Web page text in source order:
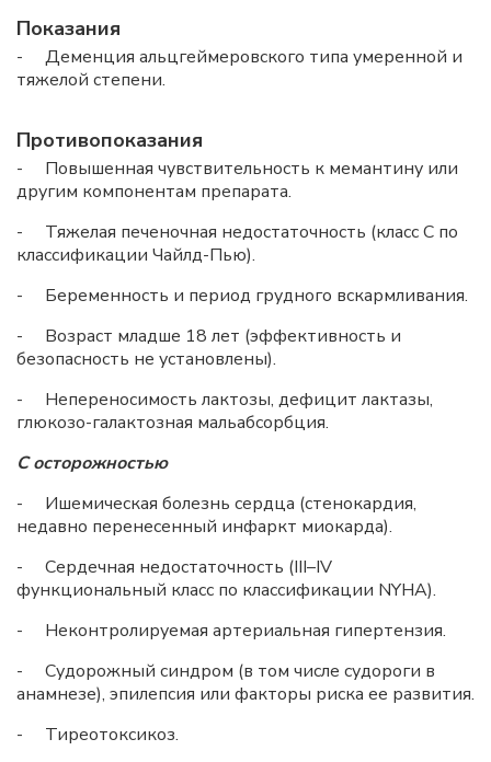
Показания
- Деменция альцгеймеровского типа умеренной и
тяжелой степени.
Противопоказания
- Повышенная чувствительность к мемантину или
другим компонентам препарата.
- Тяжелая печеночная недостаточность (класс С по
классификации Чайлд-Пью).
- Беременность и период грудного вскармливания.
- Возраст младше 18 лет (эффективность и
безопасность не установлены).
- Непереносимость лактозы, дефицит лактазы,
глюкозо-галактозная мальабсорбция.
С осторожностью
- Ишемическая болезнь сердца (стенокардия,
недавно перенесенный инфаркт миокарда).
- Сердечная недостаточность (III–IV
функциональный класс по классификации NYHA).
- Неконтролируемая артериальная гипертензия.
- Судорожный синдром (в том числе судороги в
анамнезе), эпилепсия или факторы риска ее развития.
- Тиреотоксикоз.